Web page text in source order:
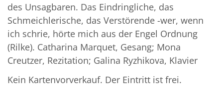
des Unsagbaren. Das Eindringliche, das
Schmeichlerische, das Verstörende -wer, wenn
ich schrie, hörte mich aus der Engel Ordnung
(Rilke). Catharina Marquet, Gesang; Mona
Creutzer, Rezitation; Galina Ryzhikova, Klavier
Kein Kartenvorverkauf. Der Eintritt ist frei.